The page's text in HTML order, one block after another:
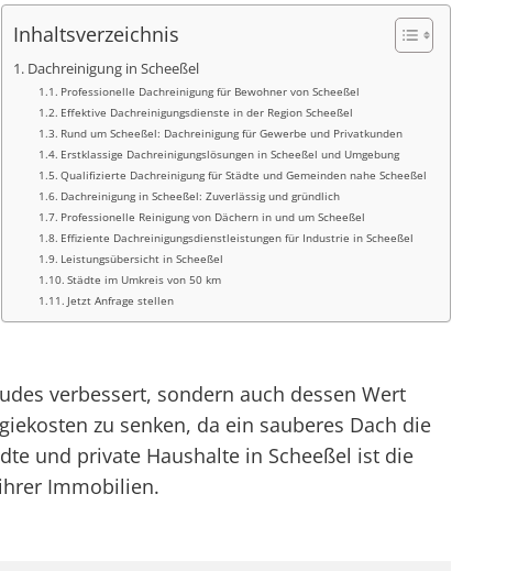
Inhaltsverzeichnis
Dachreinigung in Scheeßel
Professionelle Dachreinigung für Bewohner von Scheeßel
Effektive Dachreinigungsdienste in der Region Scheeßel
Rund um Scheeßel: Dachreinigung für Gewerbe und Privatkunden
Erstklassige Dachreinigungslösungen in Scheeßel und Umgebung
Qualifizierte Dachreinigung für Städte und Gemeinden nahe Scheeßel
Dachreinigung in Scheeßel: Zuverlässig und gründlich
Professionelle Reinigung von Dächern in und um Scheeßel
Effiziente Dachreinigungsdienstleistungen für Industrie in Scheeßel
Leistungsübersicht in Scheeßel
Städte im Umkreis von 50 km
Jetzt Anfrage stellen
verbessert, sondern auch dessen Wert
zu senken, da ein sauberes Dach die
und private Haushalte in Scheeßel ist die
Immobilien.